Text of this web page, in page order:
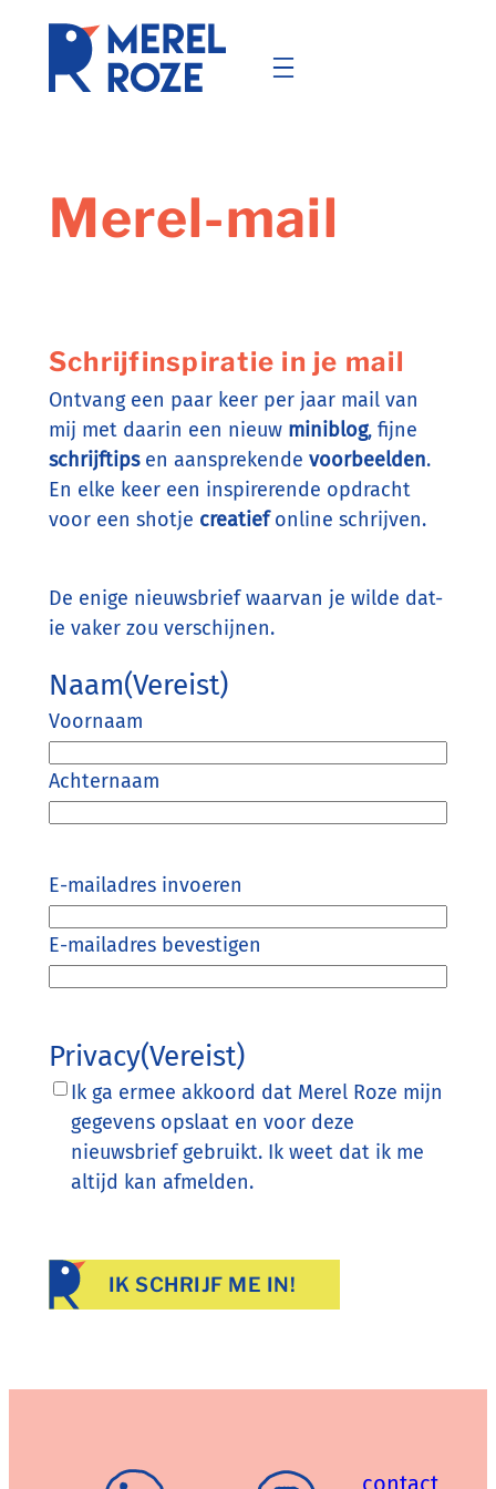
Merel-mail
Schrijfinspiratie in je mail
Ontvang een paar keer per jaar mail van
mij met daarin een nieuw miniblog, fijne
schrijftipsen aansprekende voorbeelden.
En elke keer een inspirerende opdracht
voor een shotje creatiefonline schrijven.
De enige nieuwsbrief waarvan je wilde dat-
ie vaker zou verschijnen.
Naam(Vereist)
Voornaam
Achternaam
E-
mailadres(Vereist)
E-mailadres invoeren
E-mailadres bevestigen
Privacy(Vereist)
Ik ga ermee akkoord dat Merel Roze mijn
gegevens opslaat en voor deze
nieuwsbrief gebruikt. Ik weet dat ik me
altijd kan afmelden.